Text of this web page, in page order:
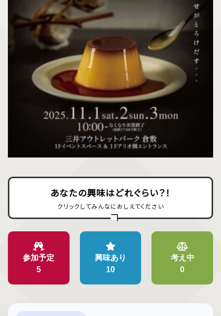
あなたの興味はどれぐらい？！
クリックしてみんなにおしえてください
参加予定
5
興味あり
10
考え中
0